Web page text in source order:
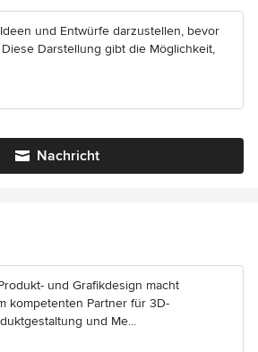
und Entwürfe darzustellen, bevor
Darstellung gibt die Möglichkeit,
Nachricht
und Grafikdesign macht
kompetenten Partner für 3D-
und Me...